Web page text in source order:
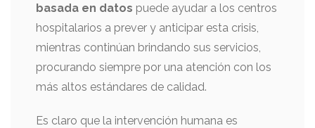
basada en datos puede ayudar a los centros
hospitalarios a prever y anticipar esta crisis,
mientras continúan brindando sus servicios,
procurando siempre por una atención con los
más altos estándares de calidad.
Es claro que la intervención humana es